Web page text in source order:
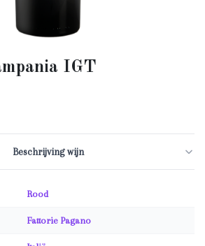
IGT
Beschrijving wijn
Rood
Fattorie Pagano